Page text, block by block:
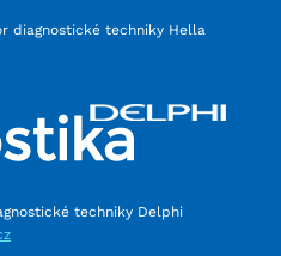
diagnostické techniky Hella
techniky Delphi